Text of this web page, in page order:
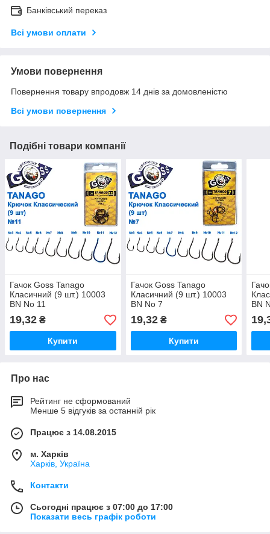
Банківський переказ
Всі умови оплати
Умови повернення
Повернення товару впродовж 14 днів за домовленістю
Всі умови повернення
Подібні товари компанії
Гачок Goss Tanago
Класичний (9 шт.) 10003
BN No 11
19,32 ₴
Купити
Гачок Goss Tanago
Класичний (9 шт.) 10003
BN No 7
19,32₴
Купити
BN
Про нас
Рейтинг не сформований
Менше 5 відгуків за останній рік
Працює з 14.08.2015
м. Харків
Харків, Україна
Контакти
Сьогодні працює з 07:00 до 17:00
Показати весь графік роботи